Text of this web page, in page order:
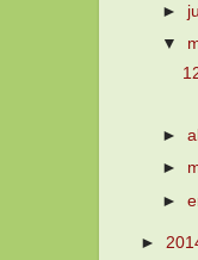
►
▼
►
►
►
►